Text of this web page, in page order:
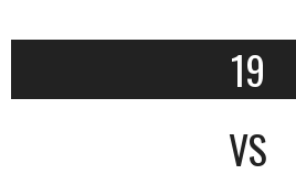
19
VS